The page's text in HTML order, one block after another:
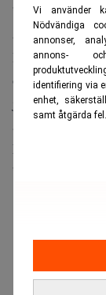
Vi använder
Nödvändiga
annonser,
annons-
identifiering via
enhet,
samt åtgärda fel.
”bristande
att ingen
I ett uttalande
judiska
antisemitism.
Läs även:
Vett
”Fascinerande”.